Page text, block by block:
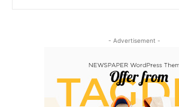
- Advertisement -